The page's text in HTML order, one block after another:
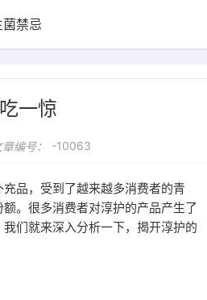
菌禁忌
一惊
章编号： -10063
品，受到了越来越多消费者的青
。很多消费者对淳护的产品产生了
们就来深入分析一下，揭开淳护的